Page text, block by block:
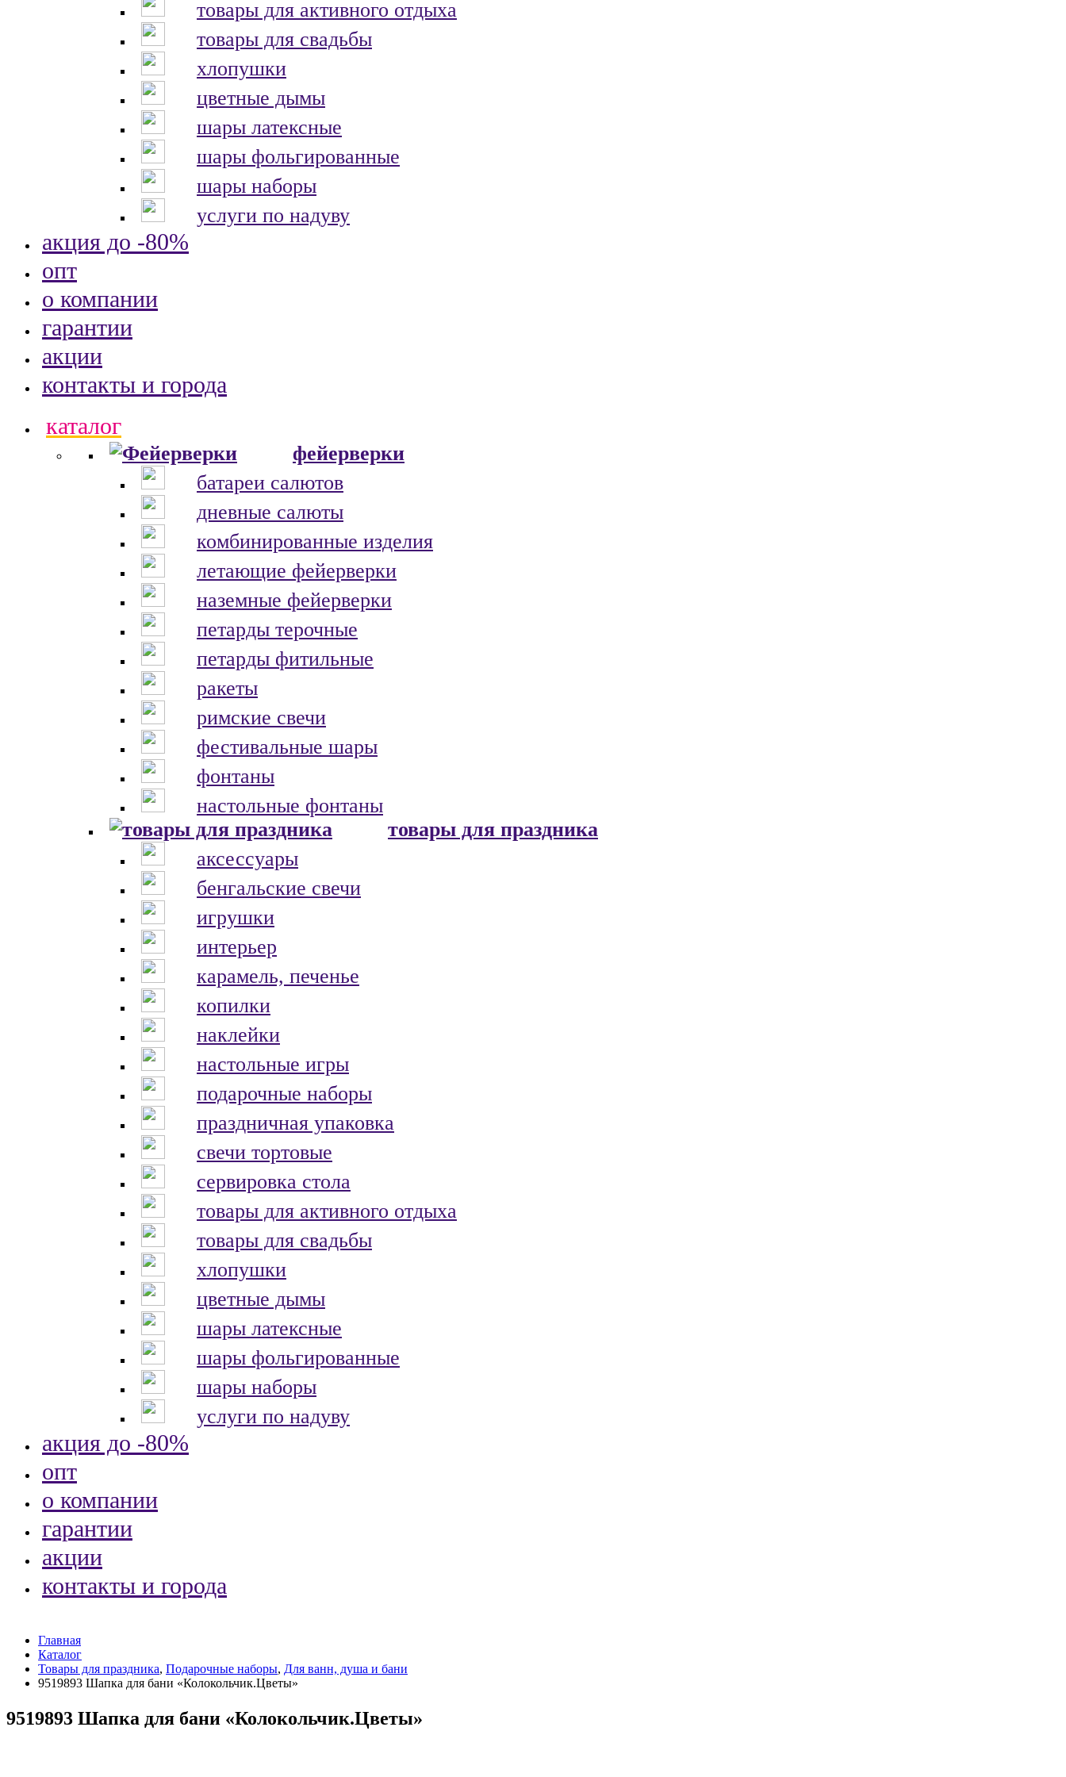
товары для активного отдыха
товары для свадьбы
хлопушки
цветные дымы
шары латексные
шары фольгированные
шары наборы
услуги по надуву
акция до -80%
опт
о компании
гарантии
акции
контакты и города
каталог
фейерверки
батареи салютов
дневные салюты
комбинированные изделия
летающие фейерверки
наземные фейерверки
петарды терочные
петарды фитильные
ракеты
римские свечи
фестивальные шары
фонтаны
настольные фонтаны
товары для праздника
аксессуары
бенгальские свечи
игрушки
интерьер
карамель, печенье
копилки
наклейки
настольные игры
подарочные наборы
праздничная упаковка
свечи тортовые
сервировка стола
товары для активного отдыха
товары для свадьбы
хлопушки
цветные дымы
шары латексные
шары фольгированные
шары наборы
услуги по надуву
акция до -80%
опт
о компании
гарантии
акции
контакты и города
Главная
Каталог
Товары для праздника, Подарочные наборы, Для ванн, душа и бани
9519893 Шапка для бани «Колокольчик.Цветы»
9519893 Шапка для бани «Колокольчик.Цветы»